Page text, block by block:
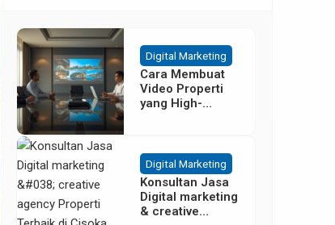
Digital Marketing
Cara Membuat
Video Properti
yang High-
Digital Marketing
Konsultan Jasa
Digital marketing
& creative